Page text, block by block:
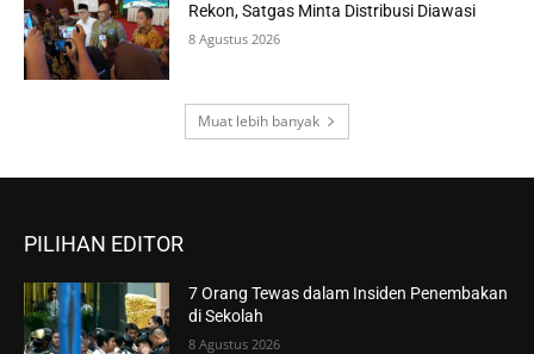
Rekon, Satgas Minta Distribusi Diawasi
8 Agustus 2026
Muat lebih banyak
PILIHAN EDITOR
7 Orang Tewas dalam Insiden Penembakan
di Sekolah
8 Agustus 2026